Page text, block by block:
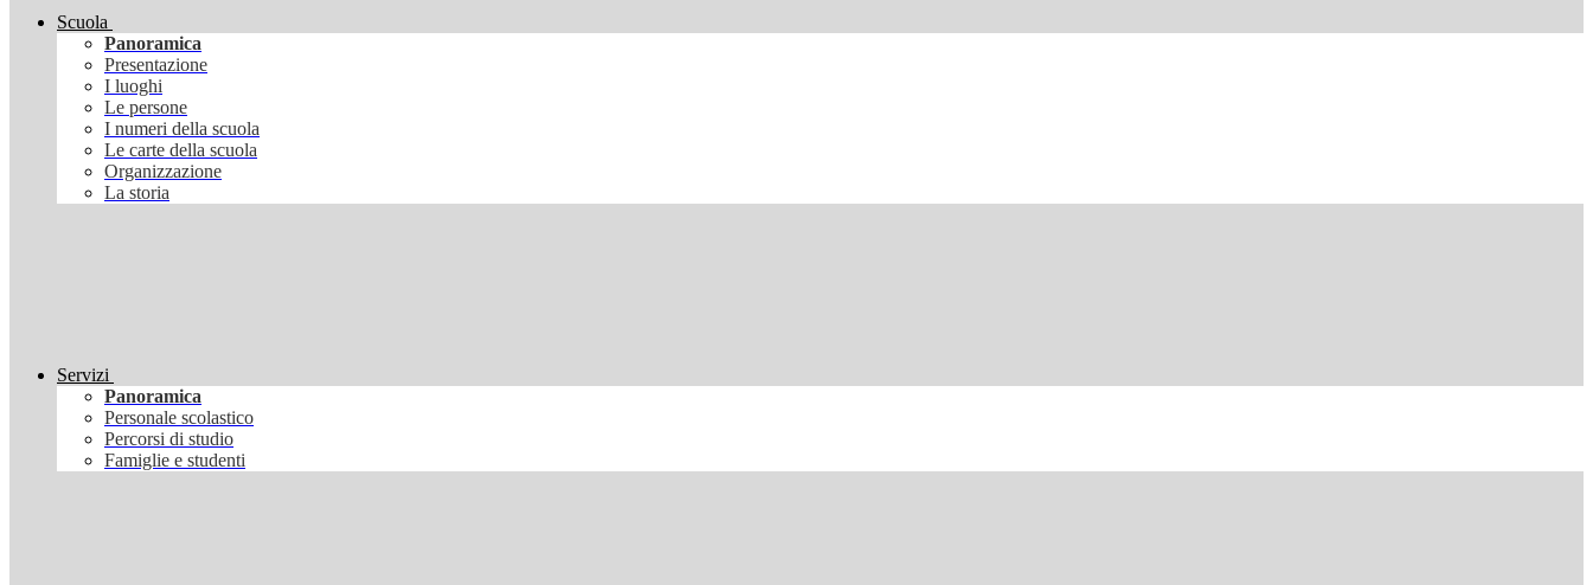
Scuola
Panoramica
Presentazione
I luoghi
Le persone
I numeri della scuola
Le carte della scuola
Organizzazione
La storia
Servizi
Panoramica
Personale scolastico
Percorsi di studio
Famiglie e studenti